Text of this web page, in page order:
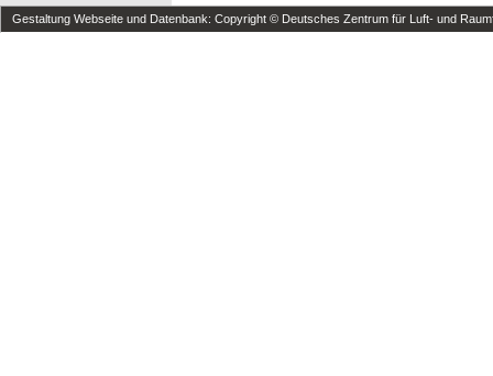
Gestaltung Webseite und Datenbank: Copyright © Deutsches Zentrum für Luft- und